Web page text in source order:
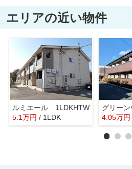
エリアの近い物件
ルミエール 1LDKHTW
5.1万円 / 1LDK
4.05万円